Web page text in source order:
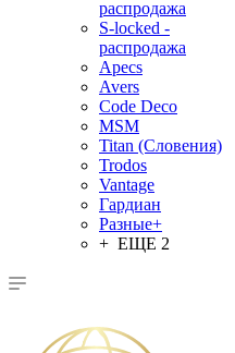
распродажа
S-locked -
распродажа
Apecs
Avers
Code Deco
MSM
Titan (Словения)
Trodos
Vantage
Гардиан
Разные+
+ ЕЩЕ 2